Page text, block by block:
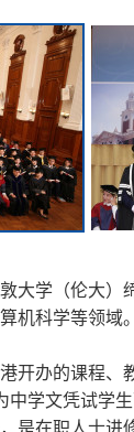
大学（伦大
机科学等领域。
开办的课程
学文凭试学
是在职人士进